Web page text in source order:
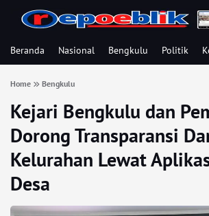
Beranda Nasional Bengkulu Politik
Home Bengkulu
Kejari Bengkulu dan
Dorong Transparansi
Kelurahan Lewat
Desa